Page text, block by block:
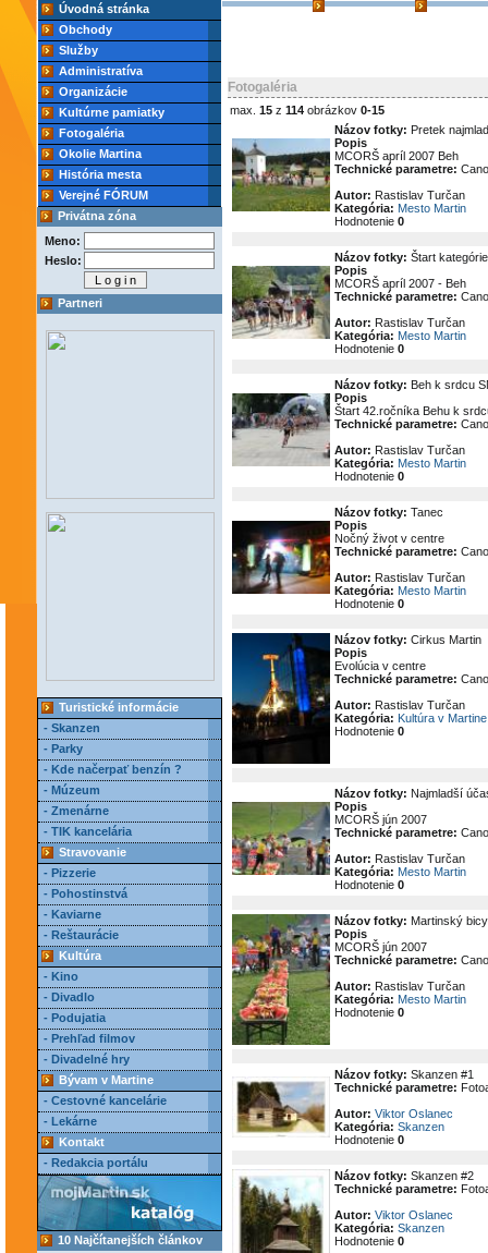
Úvodná stránka
Obchody
Služby
Administratíva
Organizácie
Kultúrne pamiatky
Fotogaléria
Okolie Martina
História mesta
Verejné FÓRUM
Privátna zóna
Meno:
Heslo:
Partneri
Turistické informácie
- Skanzen
- Parky
- Kde načerpať benzín ?
- Múzeum
- Zmenárne
- TIK kancelária
Stravovanie
- Pizzerie
- Pohostinstvá
- Kaviarne
- Reštaurácie
Kultúra
- Kino
- Divadlo
- Podujatia
- Prehľad filmov
- Divadelné hry
Bývam v Martine
- Cestovné kancelárie
- Lekárne
Kontakt
- Redakcia portálu
10 Najčítanejších článkov
Fotogaléria
max. 15 z 114 obrázkov 0-15
Názov fotky: Pretek
Popis
MCORŠ apríl 2007 Beh
Technické parametre:
Autor: Rastislav Turčan
Kategória: Mesto Martin
Hodnotenie 0
Názov fotky: Štart
Popis
MCORŠ apríl 2007 - Beh
Technické parametre:
Autor: Rastislav Turčan
Kategória: Mesto Martin
Hodnotenie 0
Názov fotky: Beh k srdcu
Popis
Štart 42.ročníka Behu k
Technické parametre:
Autor: Rastislav Turčan
Kategória: Mesto Martin
Hodnotenie 0
Názov fotky: Tanec
Popis
Nočný život v centre
Technické parametre:
Autor: Rastislav Turčan
Kategória: Mesto Martin
Hodnotenie 0
Názov fotky: Cirkus Martin
Popis
Evolúcia v centre
Technické parametre:
Autor: Rastislav Turčan
Kategória: Kultúra v Martine
Hodnotenie 0
Názov fotky: Najmladší
Popis
MCORŠ jún 2007
Technické parametre:
Autor: Rastislav Turčan
Kategória: Mesto Martin
Hodnotenie 0
Názov fotky: Martinský
Popis
MCORŠ jún 2007
Technické parametre:
Autor: Rastislav Turčan
Kategória: Mesto Martin
Hodnotenie 0
Názov fotky: Skanzen #1
Technické parametre:
Autor: Viktor Oslanec
Kategória: Skanzen
Hodnotenie 0
Názov fotky: Skanzen #2
Technické parametre:
Autor: Viktor Oslanec
Kategória: Skanzen
Hodnotenie 0